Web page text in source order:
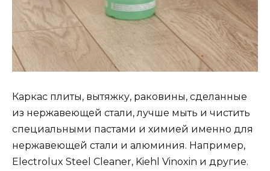
Каркас плиты, вытяжку, раковины, сделанные
из нержавеющей стали, лучше мыть и чистить
специальными пастами и химией именно для
нержавеющей стали и алюминия. Например,
Electrolux Steel Cleaner, Kiehl Vinoxin и другие.